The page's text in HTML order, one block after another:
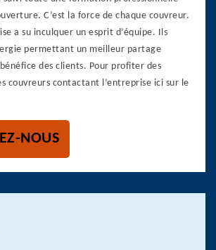
C’est la force de chaque couvreur.
a su inculquer un esprit d’équipe. Ils
permettant un meilleur partage
des clients. Pour profiter des
couvreurs contactant l’entreprise ici sur le
NOUS